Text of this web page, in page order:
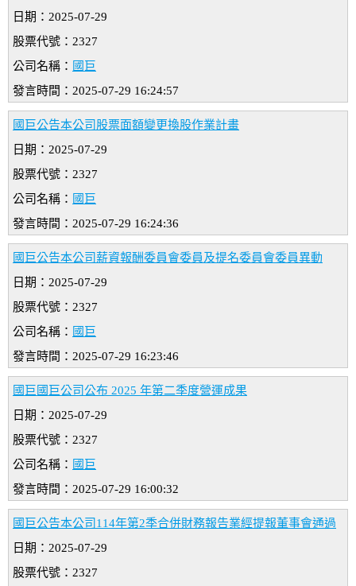
日期：2025-07-29
股票代號：2327
公司名稱： 國巨
發言時間：2025-07-29 16:24:57
國巨公告本公司股票面額變更換股作業計畫
日期：2025-07-29
股票代號：2327
公司名稱： 國巨
發言時間：2025-07-29 16:24:36
國巨公告本公司薪資報酬委員會委員及提名委員會委員異動
日期：2025-07-29
股票代號：2327
公司名稱： 國巨
發言時間：2025-07-29 16:23:46
國巨國巨公司公布 2025 年第二季度營運成果
日期：2025-07-29
股票代號：2327
公司名稱： 國巨
發言時間：2025-07-29 16:00:32
國巨公告本公司114年第2季合併財務報告業經提報董事會通過
日期：2025-07-29
股票代號：2327